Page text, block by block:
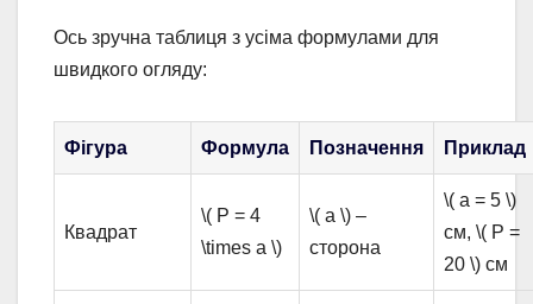
Ось зручна таблиця з усіма формулами для
швидкого огляду:
Фігура Формула Позначення Приклад
Квадрат
\( P = 4
\times a \)
\( a \) –
сторона
\( a = 5 \)
см, \( P =
20 \) см